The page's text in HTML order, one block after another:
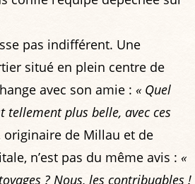
pas indifférent. Une
situé en plein centre de
avec son amie : « Quel
tellement plus belle, avec ces
originaire de Millau et de
n’est pas du même avis : «
? Nous, les contribuables !